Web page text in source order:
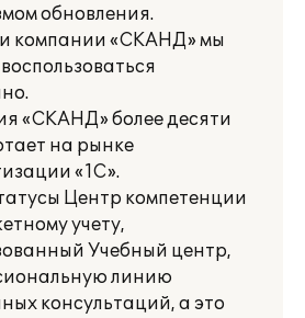
обновления.
компании «СКАНД» мы
«СКАНД» более десяти
на рынке
«1С».
Центр компетенции
учету,
Учебный центр,
линию
консультаций, а это